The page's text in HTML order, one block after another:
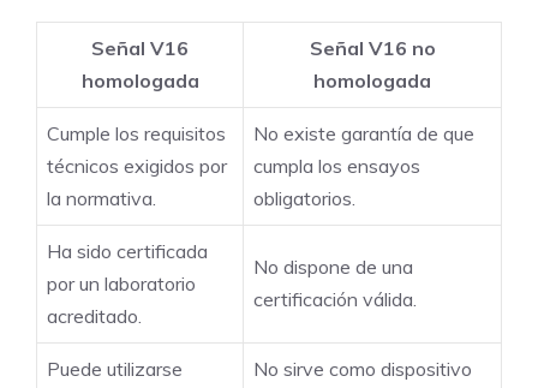
Señal V16
homologada
Señal V16 no
homologada
Cumple los requisitos
técnicos exigidos por
la normativa.
No existe garantía de que
cumpla los ensayos
obligatorios.
Ha sido certificada
por un laboratorio
acreditado.
No dispone de una
certificación válida.
Puede utilizarse
No sirve como dispositivo